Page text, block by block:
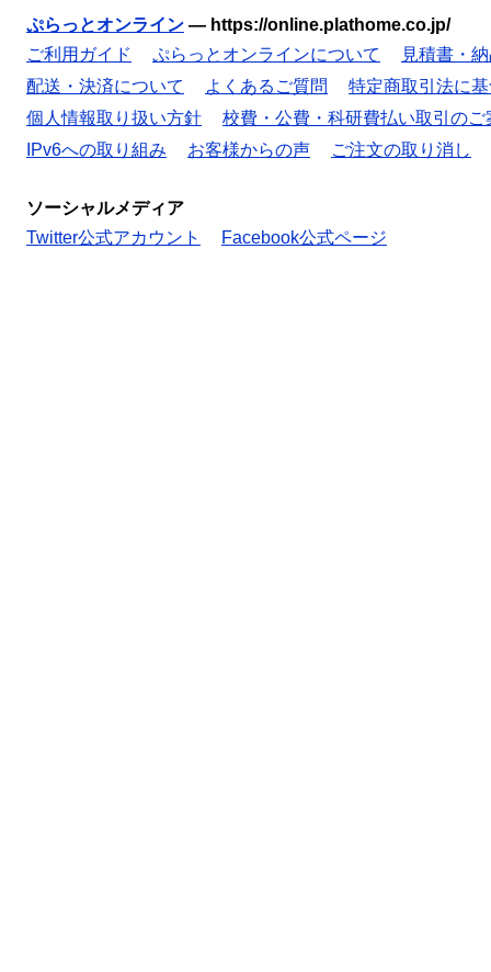
ぷらっとオンライン — https://online.plathome.co.jp/
ご利用ガイド
ぷらっとオンラインについて
見積書・
配送・決済について
よくあるご質問
特定商取引法に
個人情報取り扱い方針
校費・公費・科研費払い取引のご
IPv6への取り組み
お客様からの声 ご注文の取り消し
ソーシャルメディア
Twitter公式アカウント
Facebook公式ページ